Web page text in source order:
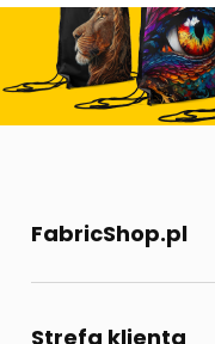
FabricShop.pl
Strefa klienta